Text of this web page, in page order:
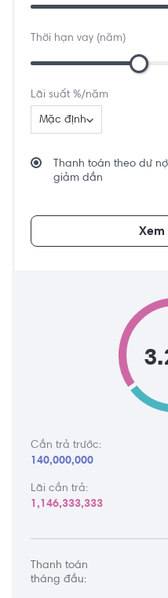
Thời hạn vay (năm)
Lãi suất %/năm
Mặc định
Thanh toán theo dư nợ
giảm dần
Cần trả trước:
140,000,000
Lãi cần trả:
1,146,333,333
Thanh toán
tháng đầu: